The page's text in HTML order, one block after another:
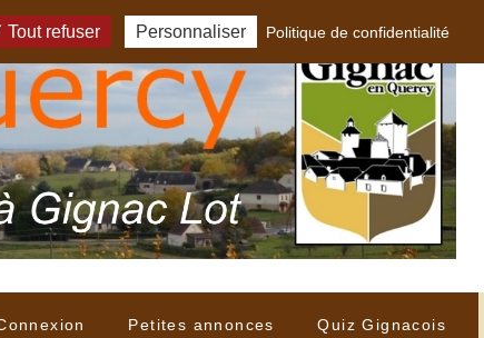
Petites annonces Quiz Gignacois
Tout refuser Personnaliser Politique de confidentialité